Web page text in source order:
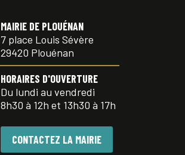
MAIRIE DE PLOUÉNAN
7 place Louis Sévère
29420 Plouénan
HORAIRES D'OUVERTURE
Du lundi au vendredi
8h30 à 12h et 13h30 à 17h
CONTACTEZ LA MAIRIE